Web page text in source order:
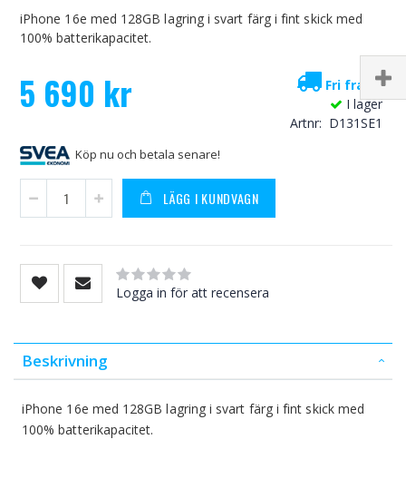
iPhone 16e med 128GB lagring i svart färg i fint skick med
100% batterikapacitet.
5 690 kr
Fri frakt!
I lager
Artnr
D131SE1
Köp nu och betala senare!
LÄGG I KUNDVAGN
Rating:
0% of100
Logga in för att recensera
Beskrivning
iPhone 16e med 128GB lagring i svart färg i fint skick med
100% batterikapacitet.